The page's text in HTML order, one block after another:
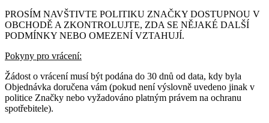
PROSÍM NAVŠTIVTE POLITIKU ZNAČKY DOSTUPNOU V
OBCHODĚ A ZKONTROLUJTE, ZDA SE NĚJAKÉ DALŠÍ
PODMÍNKY NEBO OMEZENÍ VZTAHUJÍ.
Pokyny pro vrácení:
Žádost o vrácení musí být podána do 30 dnů od data, kdy byla
Objednávka doručena vám (pokud není výslovně uvedeno jinak v
politice Značky nebo vyžadováno platným právem na ochranu
spotřebitele).